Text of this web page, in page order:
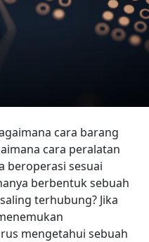
cara barang
cara peralatan
beroperasi sesuai
berbentuk sebuah
terhubung? Jika
mengetahui sebuah